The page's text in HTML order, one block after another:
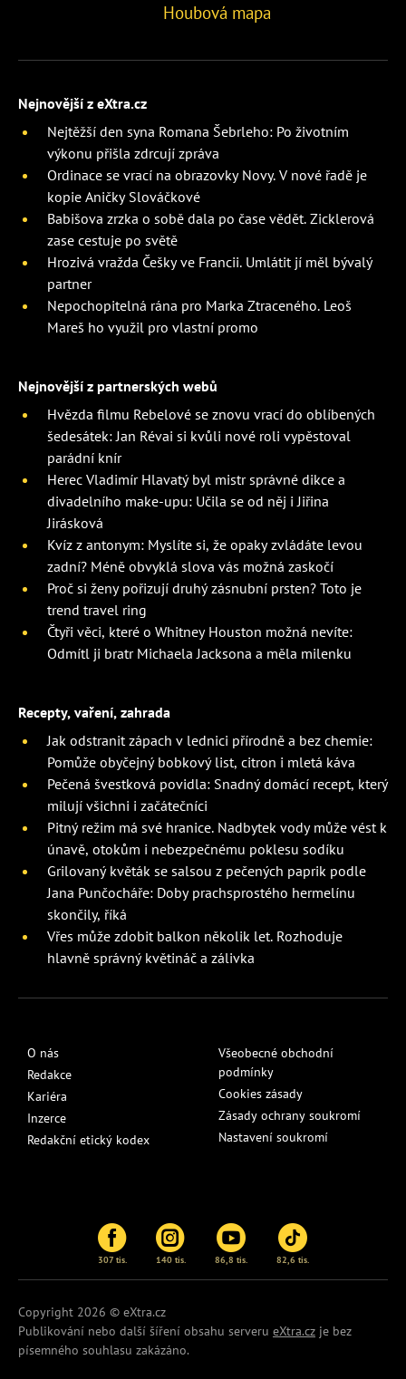
Houbová mapa
Nejnovější z eXtra.cz
Nejtěžší den syna Romana Šebrleho: Po životním
výkonu přišla zdrcují zpráva
Ordinace se vrací na obrazovky Novy. V nové řadě je
kopie Aničky Slováčkové
Babišova zrzka o sobě dala po čase vědět. Zicklerová
zase cestuje po světě
Hrozivá vražda Češky ve Francii. Umlátit jí měl bývalý
partner
Nepochopitelná rána pro Marka Ztraceného. Leoš
Mareš ho využil pro vlastní promo
Nejnovější z partnerských webů
Hvězda filmu Rebelové se znovu vrací do oblíbených
šedesátek: Jan Révai si kvůli nové roli vypěstoval
parádní knír
Herec Vladimír Hlavatý byl mistr správné dikce a
divadelního make-upu: Učila se od něj i Jiřina
Jirásková
Kvíz z antonym: Myslíte si, že opaky zvládáte levou
zadní? Méně obvyklá slova vás možná zaskočí
Proč si ženy pořizují druhý zásnubní prsten? Toto je
trend travel ring
Čtyři věci, které o Whitney Houston možná nevíte:
Odmítl ji bratr Michaela Jacksona a měla milenku
Recepty, vaření, zahrada
Jak odstranit zápach v lednici přírodně a bez chemie:
Pomůže obyčejný bobkový list, citron i mletá káva
Pečená švestková povidla: Snadný domácí recept, který
milují všichni i začátečníci
Pitný režim má své hranice. Nadbytek vody může vést k
únavě, otokům i nebezpečnému poklesu sodíku
Grilovaný květák se salsou z pečených paprik podle
Jana Punčocháře: Doby prachsprostého hermelínu
skončily, říká
Vřes může zdobit balkon několik let. Rozhoduje
hlavně správný květináč a zálivka
O nás
Redakce
Kariéra
Inzerce
Redakční etický kodex
Všeobecné obchodní
podmínky
Cookies zásady
Zásady ochrany soukromí
Nastavení soukromí
307 tis. 140 tis. 86,8 tis. 82,6 tis.
Copyright 2026 © eXtra.cz
Publikování nebo další šíření obsahu serveru eXtra.cz je bez
písemného souhlasu zakázáno.